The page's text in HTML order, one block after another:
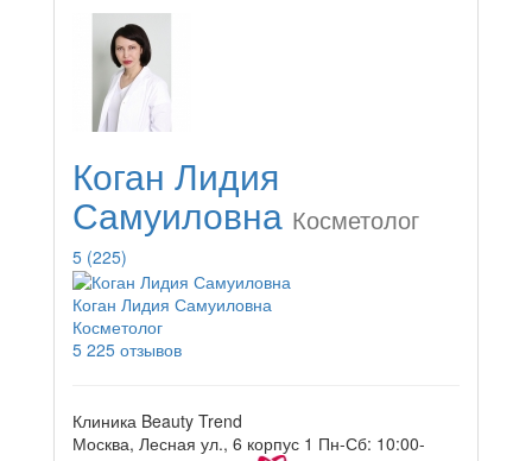
Коган Лидия
Самуиловна Косметолог
5 (225)
Коган Лидия Самуиловна
Косметолог
5 225 отзывов
Клиника Beauty Trend
Москва, Лесная ул., 6 корпус 1 Пн-Сб: 10:00-